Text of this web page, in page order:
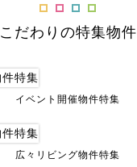
こだわりの特集物件
イベント開催物件特集
広々リビング物件特集